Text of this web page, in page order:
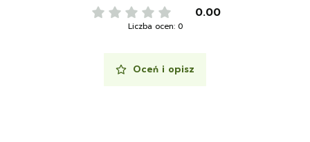
0.00
Liczba ocen: 0
Oceń i opisz